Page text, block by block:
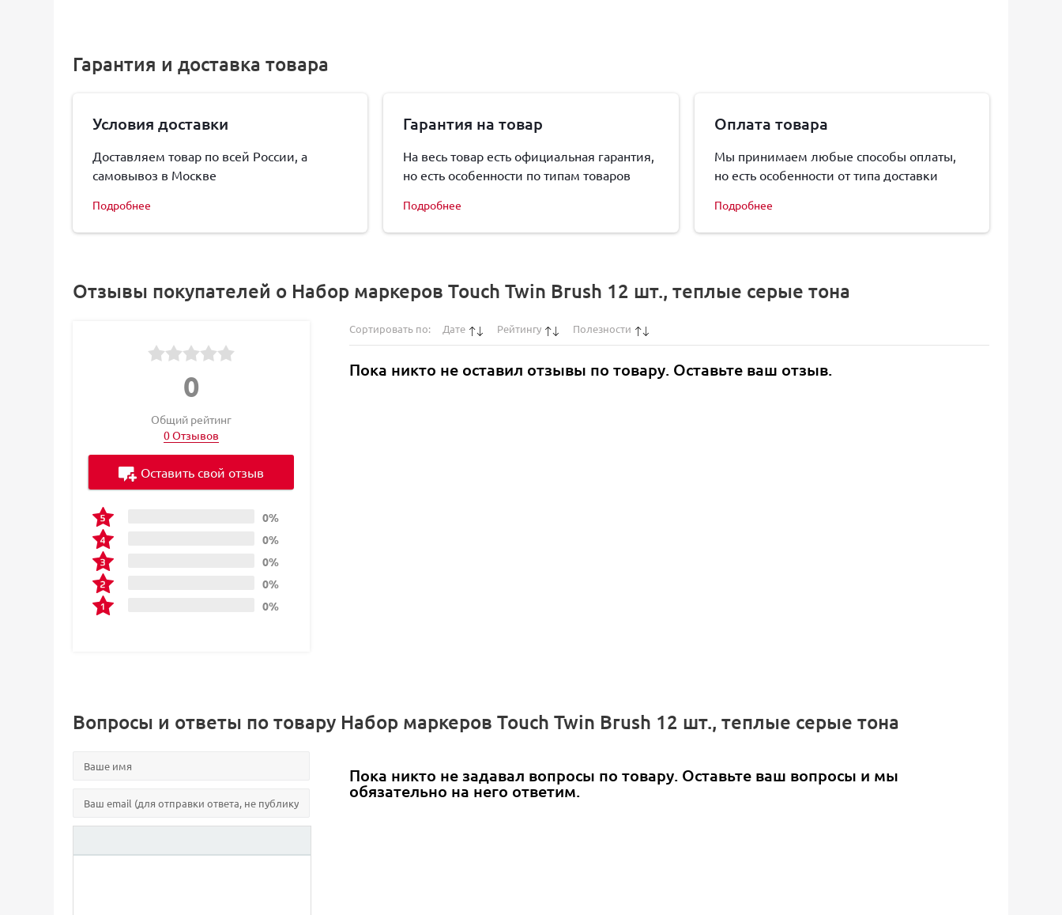
Гарантия и доставка товара
Условия доставки
Доставляем товар по всей России, а
самовывоз в Москве
Подробнее
Гарантия на товар
На весь товар есть официальная гарантия,
но есть особенности по типам товаров
Подробнее
Оплата товара
Мы принимаем любые способы оплаты,
но есть особенности от типа доставки
Подробнее
Отзывы покупателей о Набор маркеров Touch Twin Brush 12 шт., теплые серые тона
0
Общий рейтинг
0 Отзывов
0%
0%
0%
0%
0%
Оставить свой отзыв
Сортировать по: Дате Рейтингу Полезности
Пока никто не оставил отзывы по товару. Оставьте ваш отзыв.
Вопросы и ответы по товару Набор маркеров Touch Twin Brush 12 шт., теплые серые тона
Пока никто не задавал вопросы по товару. Оставьте ваш вопросы и мы
обязательно на него ответим.